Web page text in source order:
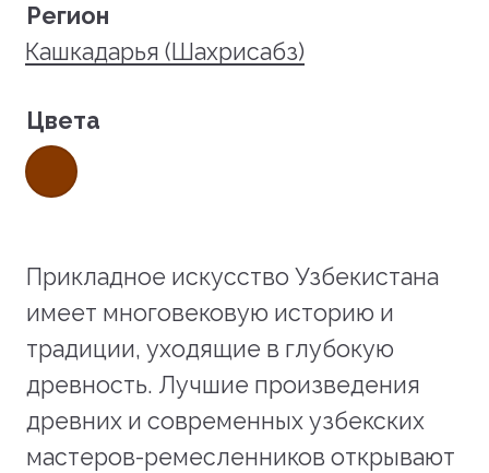
Регион
Кашкадарья (Шахрисабз)
Цвета
Прикладное искусство Узбекистана
имеет многовековую историю и
традиции, уходящие в глубокую
древность. Лучшие произведения
древних и современных узбекских
мастеров-ремесленников открывают